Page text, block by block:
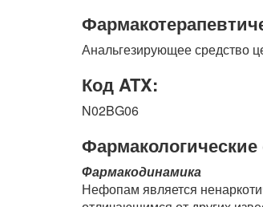
Анальгезирующее средство
Код ATX:
N02BG06
Фармакодинамика
Нефопам является